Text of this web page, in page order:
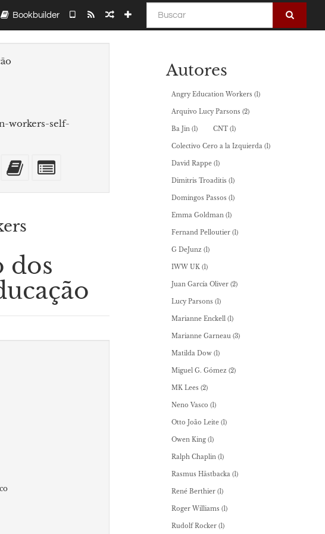
Buscar
Bookbuilder
workers-self-
Editar
esse
Adicionar
este
dos
Autores
Angry Education Workers (1)
Arquivo Lucy Parsons (2)
Ba Jin (1) CNT (1)
Colectivo Cero a la Izquierda (1)
David Rappe (1)
Dimitris Troaditis (1)
Domingos Passos (1)
Emma Goldman (1)
Fernand Pelloutier (1)
G DeJunz (1)
IWW UK (1)
Juan García Oliver (2)
Lucy Parsons (1)
Marianne Enckell (1)
Marianne Garneau (3)
Matilda Dow (1)
Miguel G. Gómez (2)
MK Lees (2)
Neno Vasco (1)
Otto João Leite (1)
Owen King (1)
Ralph Chaplin (1)
Rasmus Hästbacka (1)
René Berthier (1)
Roger Williams (1)
Rudolf Rocker (1)